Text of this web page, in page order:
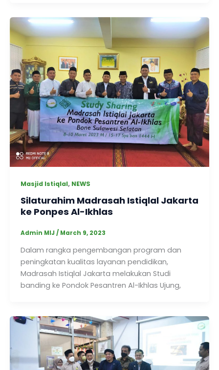
Masjid Istiqlal, NEWS
Silaturahim Madrasah Istiqlal Jakarta
ke Ponpes Al-Ikhlas
Admin MIJ / March 9, 2023
Dalam rangka pengembangan program dan
peningkatan kualitas layanan pendidikan,
Madrasah Istiqlal Jakarta melakukan Studi
banding ke Pondok Pesantren Al-Ikhlas Ujung,